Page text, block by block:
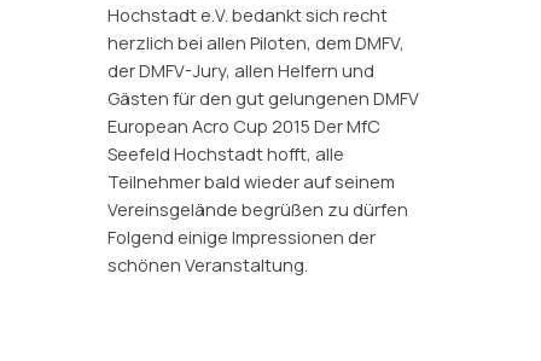
Hochstadt e.V. bedankt sich recht
herzlich bei allen Piloten, dem DMFV,
der DMFV-Jury, allen Helfern und
Gästen für den gut gelungenen DMFV
European Acro Cup 2015 Der MfC
Seefeld Hochstadt hofft, alle
Teilnehmer bald wieder auf seinem
Vereinsgelände begrüßen zu dürfen
Folgend einige Impressionen der
schönen Veranstaltung.